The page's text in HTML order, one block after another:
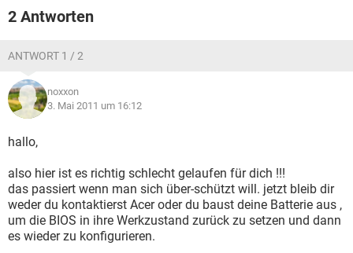
2 Antworten
ANTWORT 1 / 2
noxxon
3. Mai 2011 um 16:12
hallo,
also hier ist es richtig schlecht gelaufen für dich !!!
das passiert wenn man sich über-schützt will. jetzt bleib dir
weder du kontaktierst Acer oder du baust deine Batterie aus ,
um die BIOS in ihre Werkzustand zurück zu setzen und dann
es wieder zu konfigurieren.